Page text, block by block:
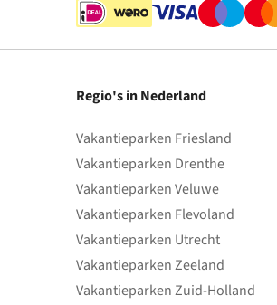
Regio's in Nederland
Vakantieparken Friesland
Vakantieparken Drenthe
Vakantieparken Veluwe
Vakantieparken Flevoland
Vakantieparken Utrecht
Vakantieparken Zeeland
Vakantieparken Zuid-Holland